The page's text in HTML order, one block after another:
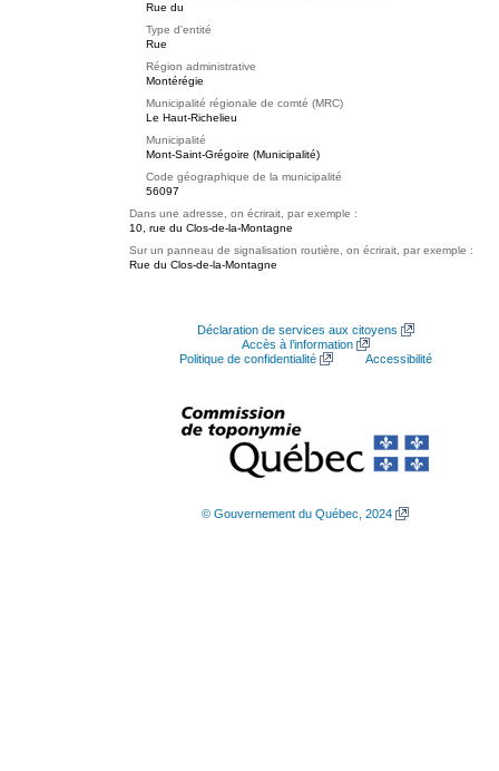
Rue du
Type d'entité
Rue
Région administrative
Montérégie
Municipalité régionale de comté (MRC)
Le Haut-Richelieu
Municipalité
Mont-Saint-Grégoire (Municipalité)
Code géographique de la municipalité
56097
Dans une adresse, on écrirait, par exemple :
10, rue du Clos-de-la-Montagne
Sur un panneau de signalisation routière, on écrirait, par exemple :
Rue du Clos-de-la-Montagne
Déclaration de services aux citoyens
Accès à l’information
Politique de confidentialité
Accessibilité
© Gouvernement du Québec, 2024